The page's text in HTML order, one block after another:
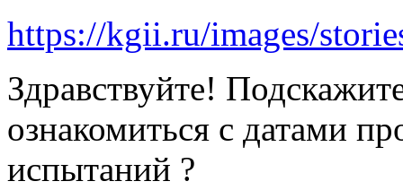
https://kgii.ru/images/
Здравствуйте!
ознакомиться с датами
испытаний ?